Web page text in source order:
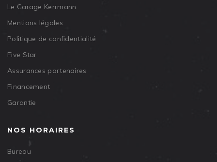
Le Garage Kerrmann
Mentions légales
Politique de confidentialité
Five Star
Assurances partenaires
Financement
Garantie
NOS HORAIRES
Bureau